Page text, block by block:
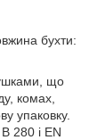
бухти:
що
комах,
упаковку.
280 і EN